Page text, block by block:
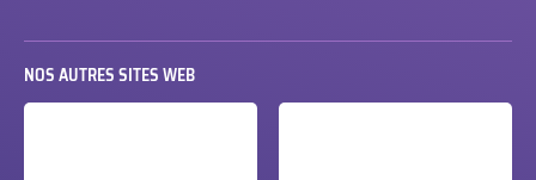
NOS AUTRES SITES WEB